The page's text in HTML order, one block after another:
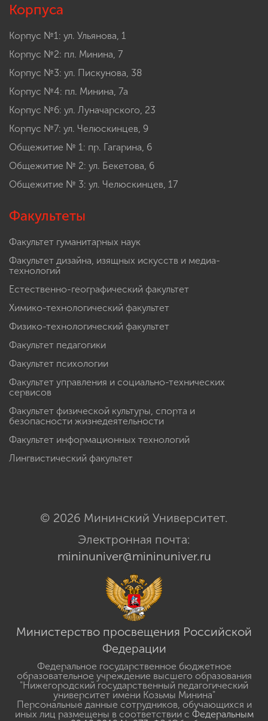
Корпуса
Корпус №1: ул. Ульянова, 1
Корпус №2: пл. Минина, 7
Корпус №3: ул. Пискунова, 38
Корпус №4: пл. Минина, 7а
Корпус №6: ул. Луначарского, 23
Корпус №7: ул. Челюскинцев, 9
Общежитие № 1: пр. Гагарина, 6
Общежитие № 2: ул. Бекетова, 6
Общежитие № 3: ул. Челюскинцев, 17
Факультеты
Факультет гуманитарных наук
Факультет дизайна, изящных искусств и медиа-
технологий
Естественно-географический факультет
Химико-технологический факультет
Физико-технологический факультет
Факультет педагогики
Факультет психологии
Факультет управления и социально-технических
сервисов
Факультет физической культуры, спорта и
безопасности жизнедеятельности
Факультет информационных технологий
Лингвистический факультет
© 2026 Мининский Университет.
Электронная почта:
mininuniver@mininuniver.ru
Министерство просвещения Российской
Федерации
Федеральное государственное бюджетное
образовательное учреждение высшего образования
"Нижегородский государственный педагогический
университет имени Козьмы Минина"
Персональные данные сотрудников, обучающихся и
иных лиц размещены в соответствии с Федеральным